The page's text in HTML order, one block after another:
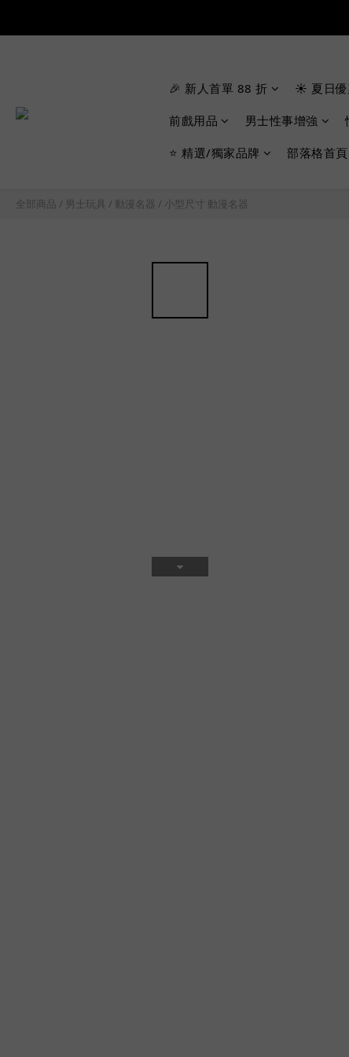
🎉 新人首單 88 折 ☀️ 夏日
前戲用品 男士性事增強
⭐ 精選/獨家品牌 部落格首頁
全部商品 / 男士玩具 / 動漫名器 / 小型尺寸 動漫名器